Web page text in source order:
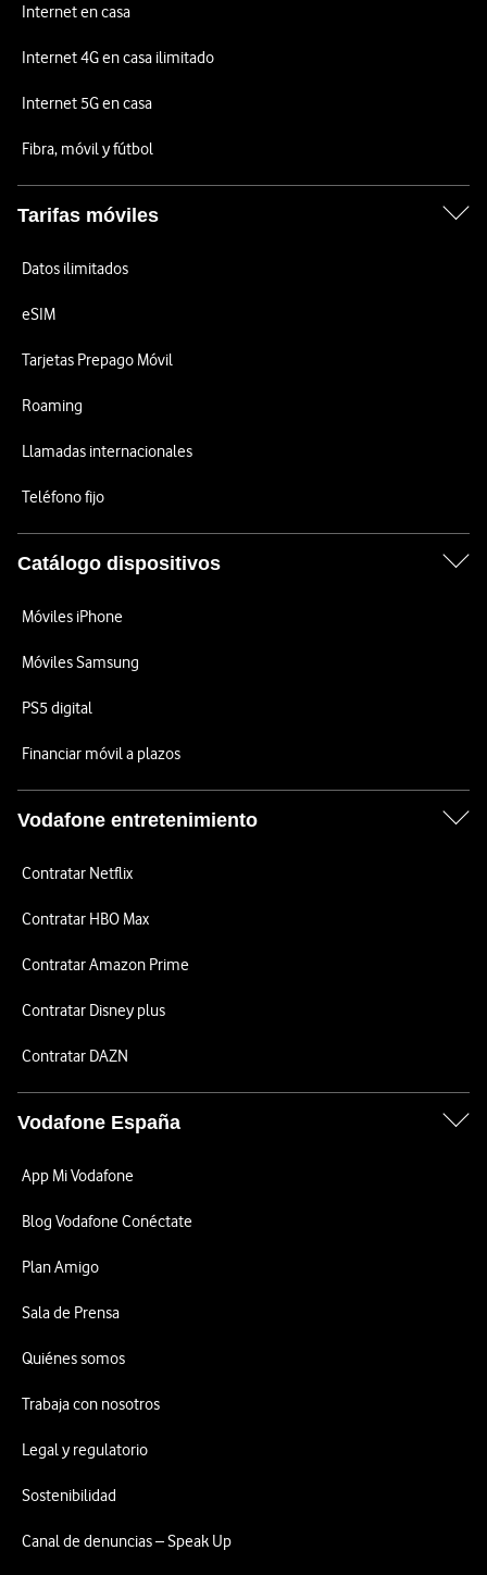
Internet en casa
Internet 4G en casa ilimitado
Internet 5G en casa
Fibra, móvil y fútbol
Tarifas móviles
Datos ilimitados
eSIM
Tarjetas Prepago Móvil
Roaming
Llamadas internacionales
Teléfono fijo
Catálogo dispositivos
Móviles iPhone
Móviles Samsung
PS5 digital
Financiar móvil a plazos
Vodafone entretenimiento
Contratar Netflix
Contratar HBO Max
Contratar Amazon Prime
Contratar Disney plus
Contratar DAZN
Vodafone España
App Mi Vodafone
Blog Vodafone Conéctate
Plan Amigo
Sala de Prensa
Quiénes somos
Trabaja con nosotros
Legal y regulatorio
Sostenibilidad
Canal de denuncias – Speak Up